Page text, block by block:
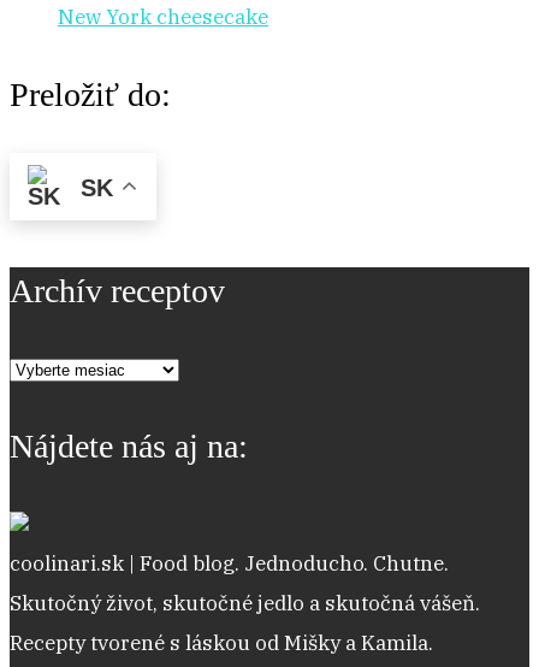
New York cheesecake
Preložiť do:
SK
Archív receptov
Archív
Nájdete nás aj na:
coolinari.sk | Food blog. Jednoducho. Chutne.
Skutočný život, skutočné jedlo a skutočná vášeň.
Recepty tvorené s láskou od Mišky a Kamila.